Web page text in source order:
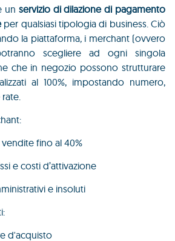
un servizio di dilazione di pagamento
per qualsiasi tipologia di business. Ciò
la piattaforma,i merchant (ovvero
scegliere ad ogni singola
che in negozio possono strutturare
al 100%, impostando numero,
fino al 40%
e costi d’attivazione
e insoluti
d'acquisto